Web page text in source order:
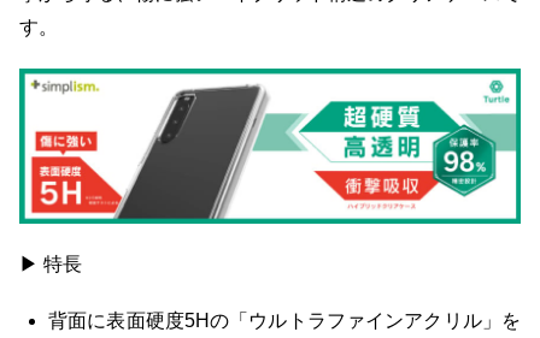
す。
▶ 特長
背面に表面硬度5Hの「ウルトラファインアクリル」を